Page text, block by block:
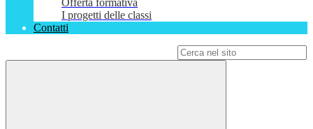
Offerta formativa
I progetti delle classi
Contatti